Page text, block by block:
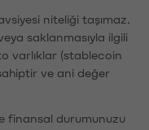
niteliği taşımaz.
saklanmasıyla ilgili
varlıklar (stablecoin
ve ani değer
finansal durumunuzu